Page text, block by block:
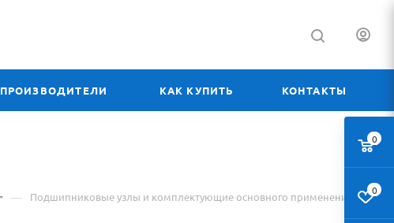
ПРОИЗВОДИТЕЛИ КАК КУПИТЬ КОНТАКТЫ
— Подшипниковые узлы и комплектующие основного применения
0
0